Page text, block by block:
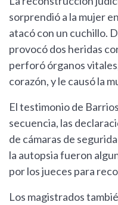
sorprendió a la mujer
atacó con un cuchillo.
provocó dos heridas
perforó órganos
corazón, y le causó la
El testimonio de
secuencia, las
de cámaras de
la autopsia fueron
por los jueces para
Los magistrados